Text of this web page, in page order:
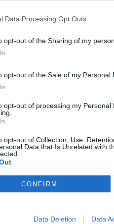
Data Processing Opt Outs
opt-out of the Sharing of my
opt-out of the Sale of my Personal
opt-out of processing my Personal
opt-out of Collection, Use,
Data that Is Unrelated with
CONFIRM
Data Deletion Data
vėlų vakarą išsiruošė
stotelę Panerių
A.Ilgo-Ilgaičio dėmesį
moteris, nešina
ir ėjo medinės
Ilgaitis.
išžaginti, tačiau, kai
gulėjusį akmenį ir juo